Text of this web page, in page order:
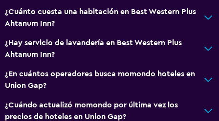
Minibar
Bar de tapas
Restaurante
Máquina expendedora (bebidas)
Máquina expendedora (botanas)
Mesa de comedor
Salud y seguridad
¿Cuánto cuesta una habitación en Best Western Plus
Ahtanum Inn?
¿Hay servicio de lavandería en Best Western Plus
Ahtanum Inn?
¿En cuántos operadores busca momondo hoteles en
Union Gap?
¿Cuándo actualizó momondo por última vez los
precios de hoteles en Union Gap?